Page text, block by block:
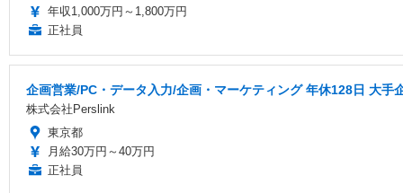
年収1,000万円～1,800万円
正社員
企画営業/PC・データ入力/企画・マーケティング 年休128日 大
株式会社Perslink
東京都
月給30万円～40万円
正社員